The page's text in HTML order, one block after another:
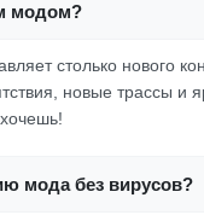
модом?
столько нового
новые трассы и
мода без вирусов?